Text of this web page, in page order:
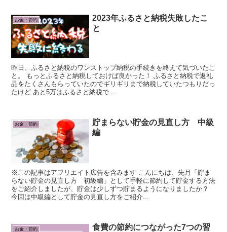
お金・節約
2023年ふるさと納税失敗したこ
と
昨日、ふるさと納税のワンストップ納税の手続きを終えて気づいたこ
と。 もっとふるさと納税しておけば良かった！ ふるさと納税で返礼
品をたくさんもらっていたのでギリギリまで納税していたつもりだっ
たけど あと5万はふるさと納税で...
お金・節約
貯まらない貯金の見直し方 中級
編
※この記事はアフリエイト広告を含みます こんにちは、先月「貯ま
らない貯金の見直し方 初級編」として手軽に節約して貯金する方法
をご紹介しましたが、貯金は少しずつ貯まるようになりましたか？
今回は中級編として貯金の見直し方をご紹介...
お金・節約
食費の節約につながった7つの習